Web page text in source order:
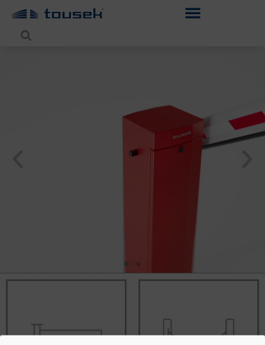
Schrankenanlagen